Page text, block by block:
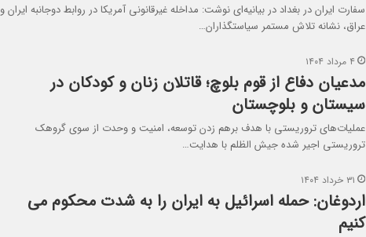
سفارت ایران در بغداد در بیانیه‌ای نوشت: مداخله غیرقانونی آمریکا در روابط دوجانبه ایران و
عراق، نشانه تلاش مستمر سیاستگذاران…
۴ مرداد ۱۴۰۴
مدعیان دفاع از قوم بلوچ؛ قاتلان زنان و کودکان در
سیستان و بلوچستان
عملیات‌های تروریستی با هدف برهم زدن توسعه، امنیت و وحدت از سوی گروهک‌
تروریستی اجیر شده جیش الظلم با هدایت…
۳۱ خرداد ۱۴۰۴
اردوغان: حمله اسرائیل به ایران را به شدت محکوم می
کنیم